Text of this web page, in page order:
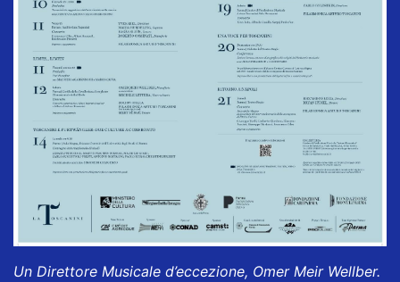
Un Direttore Musicale d’eccezione, Omer Meir Wellber.